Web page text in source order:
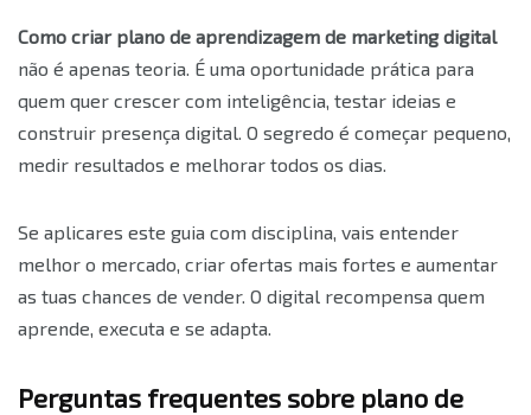
Como criar plano de aprendizagem de marketing digital
não é apenas teoria. É uma oportunidade prática para
quem quer crescer com inteligência, testar ideias e
construir presença digital. O segredo é começar pequeno,
medir resultados e melhorar todos os dias.
Se aplicares este guia com disciplina, vais entender
melhor o mercado, criar ofertas mais fortes e aumentar
as tuas chances de vender. O digital recompensa quem
aprende, executa e se adapta.
Perguntas frequentes sobre plano de